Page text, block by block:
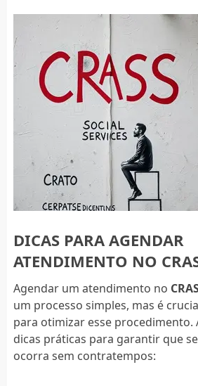
DICAS PARA AGENDAR
ATENDIMENTO NO
Agendar um atendimento no
um processo simples, mas é
para otimizar esse procedimento.
dicas práticas para garantir que
ocorra sem contratempos: